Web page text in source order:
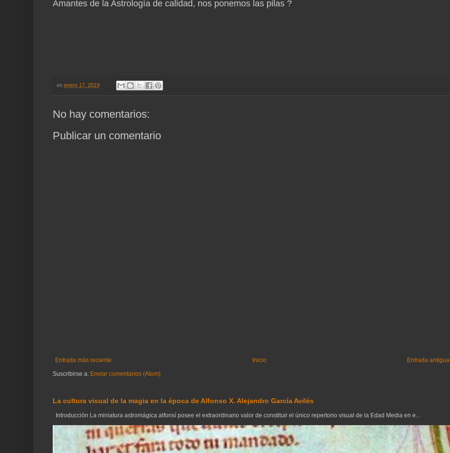
Amantes de la Astrología de calidad, nos ponemos las pilas ?
en enero 17, 2019
No hay comentarios:
Publicar un comentario
Entrada más reciente Entrada antigua
Inicio
Suscribirse a: Enviar comentarios (Atom)
La cultura visual de la magia en la época de Alfonso X. Alejandro García Avilés
Introducción La miniatura astromágica alfonsí posee el extraordinario valor de constituir el único repertorio visual de la Edad Media en e...